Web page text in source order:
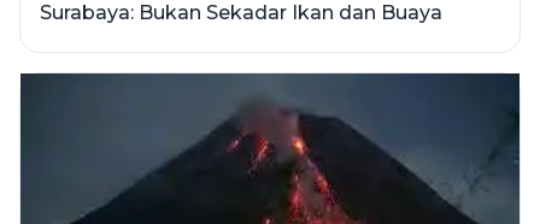
Surabaya: Bukan Sekadar Ikan dan Buaya